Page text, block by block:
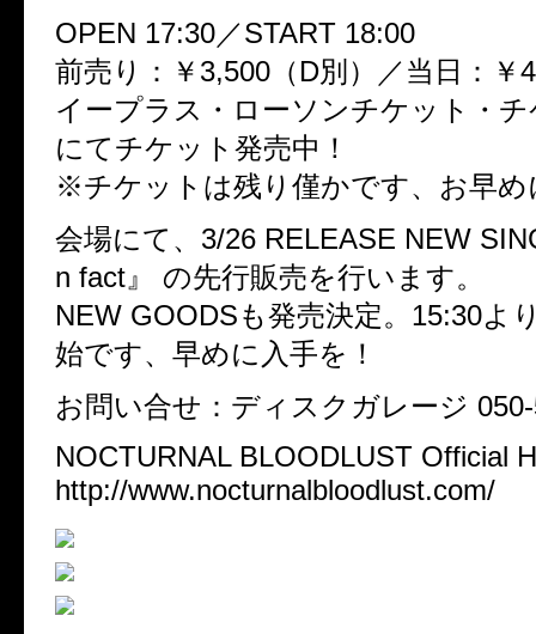
OPEN 17:30／START 18:00
前売り：￥3,500（D別）／当日：￥
イープラス・ローソンチケット・
にてチケット発売中！
※チケットは残り僅かです、お早め
会場にて、3/26 RELEASE NEW
n fact』 の先行販売を行います。
NEW GOODSも発売決定。15:30よ
始です、早めに入手を！
お問い合せ：ディスクガレージ
NOCTURNAL BLOODLUST Official
http://www.nocturnalbloodlust.com/